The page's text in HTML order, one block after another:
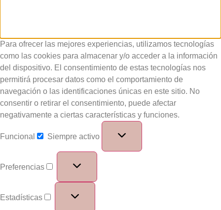
Para ofrecer las mejores experiencias, utilizamos tecnologías
como las cookies para almacenar y/o acceder a la información
del dispositivo. El consentimiento de estas tecnologías nos
permitirá procesar datos como el comportamiento de
navegación o las identificaciones únicas en este sitio. No
consentir o retirar el consentimiento, puede afectar
negativamente a ciertas características y funciones.
Funcional Siempre activo
Preferencias
Estadísticas